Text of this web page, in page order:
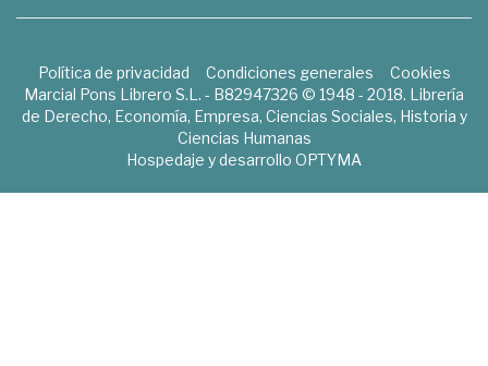
Política de privacidad Condiciones generales
Cookies
Marcial Pons Librero S.L. - B82947326 © 1948 - 2018. Librería
de Derecho, Economía, Empresa, Ciencias Sociales, Historia y
Ciencias Humanas
Hospedaje y desarrollo OPTYMA